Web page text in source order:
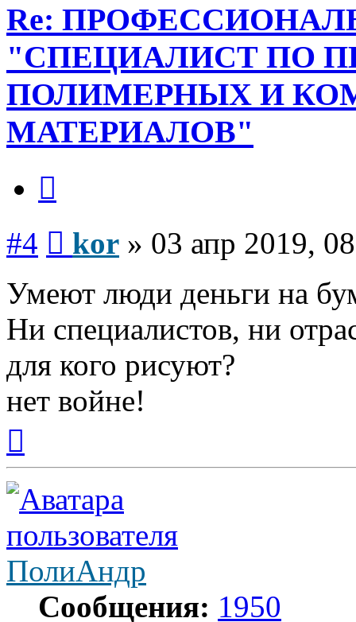
Re:
"СПЕЦИАЛИСТ ПО
ПОЛИМЕРНЫХ И
МАТЕРИАЛОВ"
#4 kor » 03 апр 2019,
Умеют люди деньги на
Ни специалистов, ни
для кого рисуют?
нет войне!
началу
ПолиАндр
Сообщения: 1950